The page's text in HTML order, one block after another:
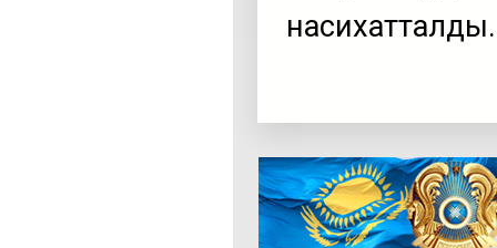
насихатталды.